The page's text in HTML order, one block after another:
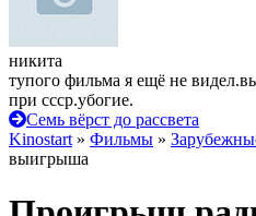
никита
тупого фильма я ещё не
при ссср.убогие.
Семь вёрст до рассвета
Kinostart » Фильмы »
выигрыша